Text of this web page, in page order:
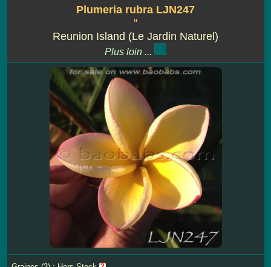
Plumeria rubra LJN247
''
Reunion Island (Le Jardin Naturel)
Plus loin ...